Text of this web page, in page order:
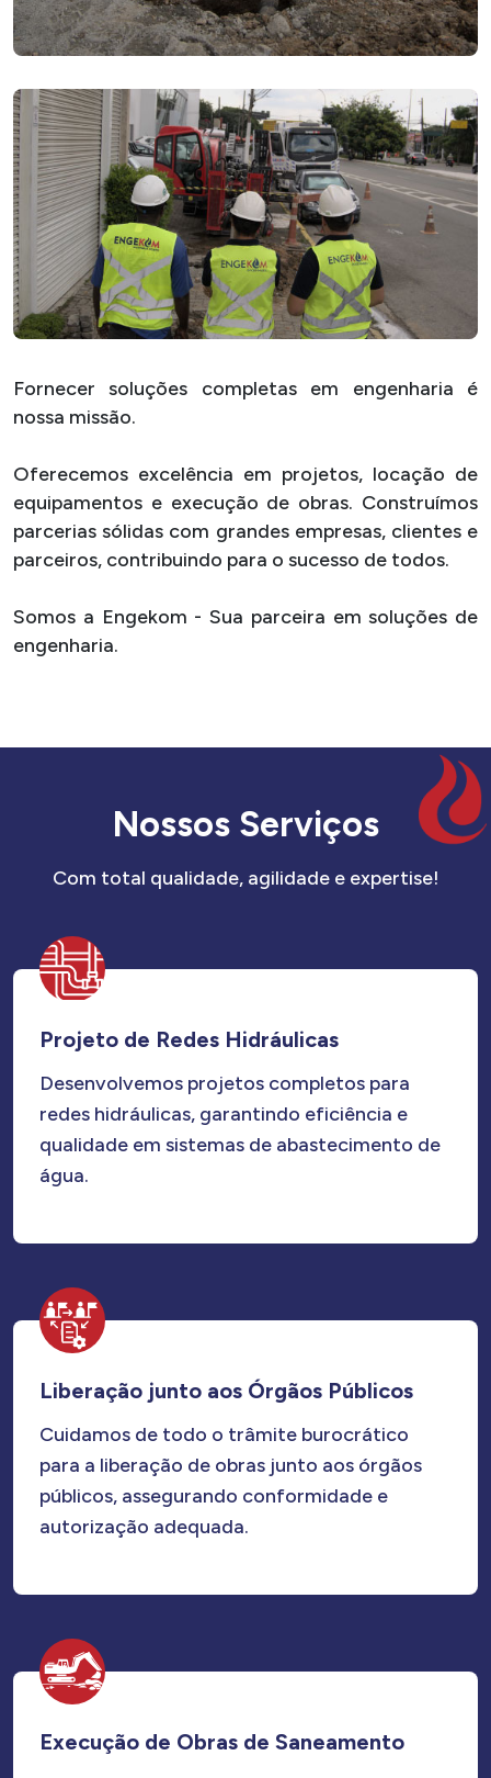
Fornecer soluções completas em engenharia é
nossa missão.
Oferecemos excelência em projetos, locação de
equipamentos e execução de obras. Construímos
parcerias sólidas com grandes empresas, clientes e
parceiros, contribuindo para o sucesso de todos.
Somos a Engekom - Sua parceira em soluções de
engenharia.
Nossos Serviços
Com total qualidade, agilidade e expertise!
Projeto de Redes Hidráulicas
Desenvolvemos projetos completos para
redes hidráulicas, garantindo eficiência e
qualidade em sistemas de abastecimento de
água.
Liberação junto aos Órgãos Públicos
Cuidamos de todo o trâmite burocrático
para a liberação de obras junto aos órgãos
públicos, assegurando conformidade e
autorização adequada.
Execução de Obras de Saneamento